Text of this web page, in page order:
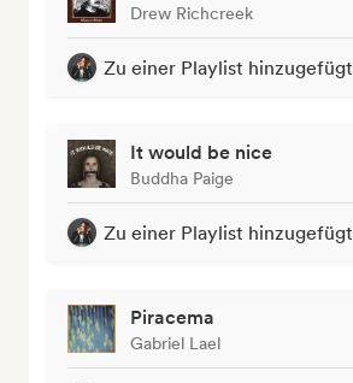
Drew Richcreek
Zu einer Playlist hinzugefügt
It would be nice
Buddha Paige
Zu einer Playlist hinzugefügt
Piracema
Gabriel Lael